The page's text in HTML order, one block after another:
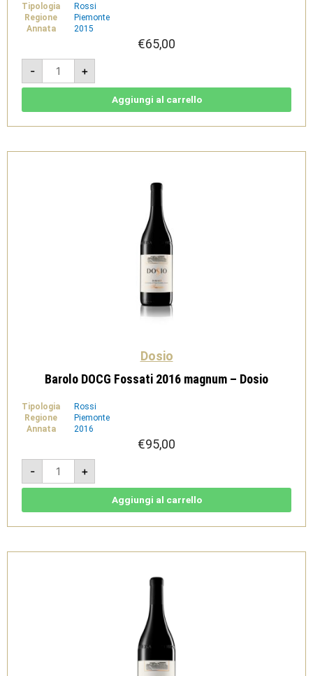
Tipologia
Rossi
Regione
Piemonte
Annata
2015
€65,00
-
Barolo
DOCG
Fossati
Riserva
quantità
+
Aggiungi al carrello
Dosio
Barolo DOCG Fossati 2016 magnum – Dosio
Tipologia
Rossi
Regione
Piemonte
Annata
2016
€95,00
-
Barolo
DOCG
Fossati
2016
quantità
+
Aggiungi al carrello